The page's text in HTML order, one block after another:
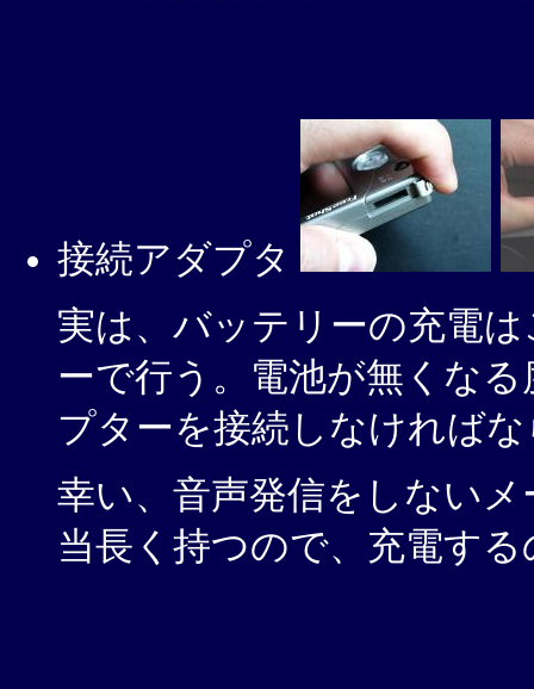
接続アダプタ
実は、バッテリーの充電
ーで行う。電池が無くな
プターを接続しなければ
幸い、音声発信をしない
当長く持つので、充電す